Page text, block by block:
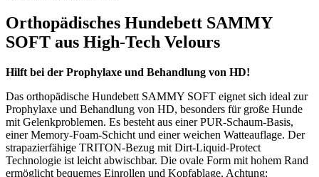
Orthopädisches Hundebett SAMMY
SOFT aus High-Tech Velours
Hilft bei der Prophylaxe und Behandlung von HD!
Das orthopädische Hundebett SAMMY SOFT eignet sich ideal zur
Prophylaxe und Behandlung von HD, besonders für große Hunde
mit Gelenkproblemen. Es besteht aus einer PUR-Schaum-Basis,
einer Memory-Foam-Schicht und einer weichen Watteauflage. Der
strapazierfähige TRITON-Bezug mit Dirt-Liquid-Protect
Technologie ist leicht abwischbar. Die ovale Form mit hohem Rand
ermöglicht bequemes Einrollen und Kopfablage. Achtung: